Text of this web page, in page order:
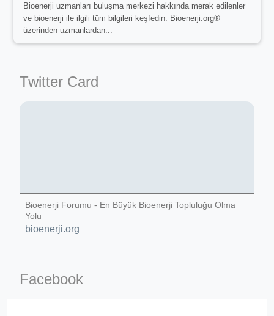
Bioenerji uzmanları buluşma merkezi hakkında merak edilenler
ve bioenerji ile ilgili tüm bilgileri keşfedin. Bioenerji.org®
üzerinden uzmanlardan...
Twitter Card
Bioenerji Forumu - En Büyük Bioenerji Topluluğu Olma
Yolu
bioenerji.org
Facebook